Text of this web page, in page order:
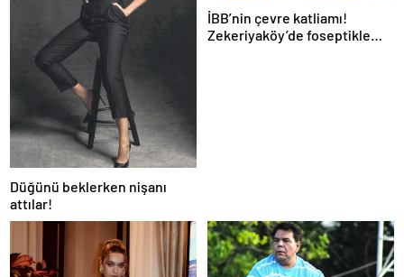
Düğünü beklerken nişanı
attılar!
İBB’nin çevre katliamı!
Zekeriyaköy’de foseptikle